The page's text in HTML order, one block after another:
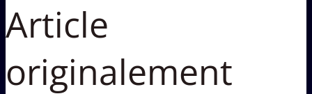
Article
originalement